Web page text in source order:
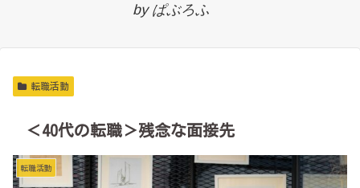
by ぱぶろふ
転職活動
＜40代の転職＞残念な面接先
転職活動